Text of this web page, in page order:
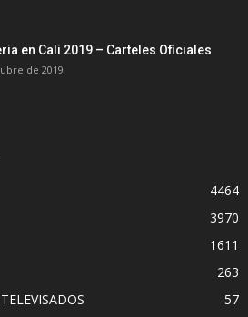
en Cali 2019 – Carteles Oficiales
de 2019
4464
3970
1611
263
57